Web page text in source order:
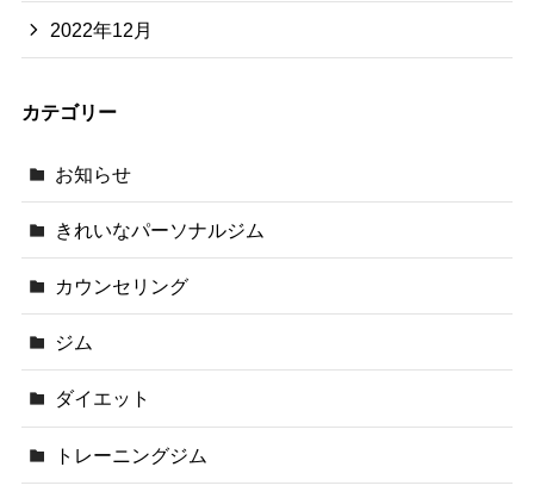
2022年12月
カテゴリー
お知らせ
きれいなパーソナルジム
カウンセリング
ジム
ダイエット
トレーニングジム